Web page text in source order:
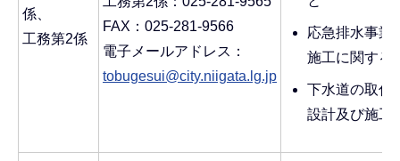
係、
工務第2係
FAX：025-281-9566
電子メールアドレス：
tobugesui@city.niigata.lg.jp
応急排水事業
施工に関する
下水道の取付
設計及び施工